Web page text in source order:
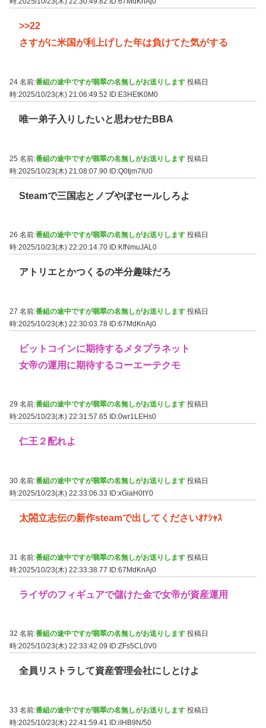
>>22
さすがに米国が利上げした年は負けてた気がする
24 名前:番組の途中ですが翡翠の名無しがお送りします 投稿日
時:2025/10/23(木) 21:06:49.52
ID:E3HEtK0M0
唯一弟子入りしたいと思わせたBBA
25 名前:番組の途中ですが翡翠の名無しがお送りします 投稿日
時:2025/10/23(木) 21:08:07.90 ID:Q0tjm7lU0
Steamで三国志とノブやぼセールしろよ
26 名前:番組の途中ですが翡翠の名無しがお送りします 投稿日
時:2025/10/23(木) 22:20:14.70 ID:KfNmuJAL0
アトリエとかつくるの半分趣味だろ
27 名前:番組の途中ですが翡翠の名無しがお送りします 投稿日
時:2025/10/23(木) 22:30:03.78 ID:67MdKnAj0
ビットコインに期待するメタプラネット
女帝の運用に期待するコーエーテクモ
29 名前:番組の途中ですが翡翠の名無しがお送りします 投稿日
時:2025/10/23(木) 22:31:57.65
ID:0wr1LEHs0
仁王２配れよ
30 名前:番組の途中ですが翡翠の名無しがお送りします 投稿日
時:2025/10/23(木) 22:33:06.33
ID:xGiaH0tY0
太閤立志伝の新作steamで出してくださいｵﾅｼｬｽ
31 名前:番組の途中ですが翡翠の名無しがお送りします 投稿日
時:2025/10/23(木) 22:33:38.77 ID:67MdKnAj0
ライザのフィギュアで儲けた金で女帝が資産運用
32 名前:番組の途中ですが翡翠の名無しがお送りします 投稿日
時:2025/10/23(木) 22:33:42.09
ID:ZFs5CL0V0
全員リストラして資産管理会社にしとけよ
33 名前:番組の途中ですが翡翠の名無しがお送りします 投稿日
時:2025/10/23(木) 22:41:59.41 ID:iIHB9N/50